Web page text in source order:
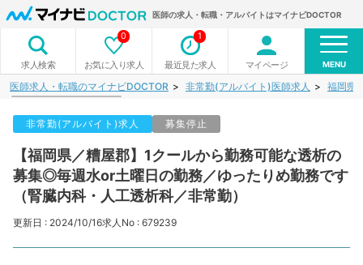
医師の求人・転職・アルバイトはマイナビDOCTOR
求人検索 お気に入り求人
0
最近見た求人
1
マイページ MENU
医師求人・転職のマイナビDOCTOR 非常勤(アルバイト)医師求人 福岡県
非常勤(アルバイト)求人 募集停止
【福岡県／糟屋郡】1クールから勤務可能な透析の
募集◎毎週水or土曜日の勤務／ゆったりめ勤務です
（腎臓内科・人工透析科／非常勤）
更新日 : 2024/10/16求人No : 679239